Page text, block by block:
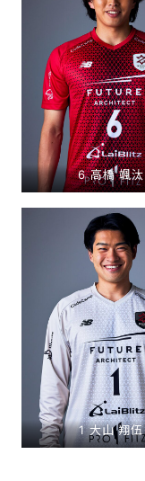
6 高橋 颯汰
1 大山 翔伍